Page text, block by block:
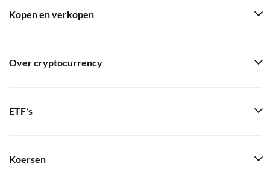
Kopen en verkopen
Over cryptocurrency
ETF's
Koersen